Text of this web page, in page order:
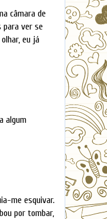
câmara de
para ver se
eu já
algum
me esquivar.
por tombar,